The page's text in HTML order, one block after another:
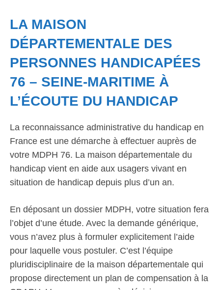
LA MAISON
DÉPARTEMENTALE DES
PERSONNES HANDICAPÉES
76 – SEINE-MARITIME À
L’ÉCOUTE DU HANDICAP
La reconnaissance administrative du handicap en
France est une démarche à effectuer auprès de
votre MDPH 76. La maison départementale du
handicap vient en aide aux usagers vivant en
situation de handicap depuis plus d’un an.
En déposant un dossier MDPH, votre situation fera
l’objet d’une étude. Avec la demande générique,
vous n’avez plus à formuler explicitement l’aide
pour laquelle vous postuler. C’est l’équipe
pluridisciplinaire de la maison départementale qui
propose directement un plan de compensation à la